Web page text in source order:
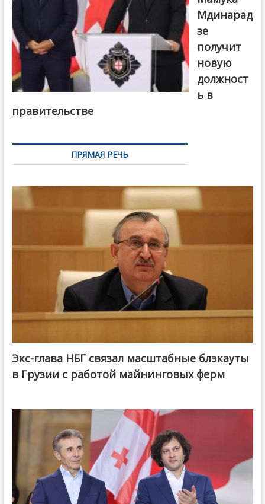
Мдинарад
зе
получит
новую
должност
ь в
правительстве
ПРЯМАЯ РЕЧЬ
Экс-глава НБГ связал масштабные блэкауты
в Грузии с работой майнинговых ферм